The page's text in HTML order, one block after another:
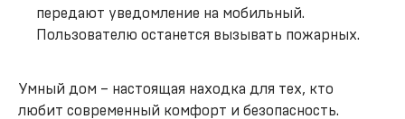
передают уведомление на мобильный.
Пользователю останется вызывать пожарных.
Умный дом – настоящая находка для тех, кто
любит современный комфорт и безопасность.